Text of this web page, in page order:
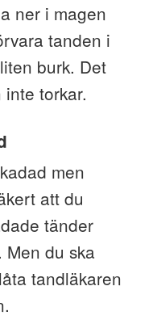
ner i magen
tanden i
burk. Det
torkar.
men
att du
tänder
du ska
tandläkaren